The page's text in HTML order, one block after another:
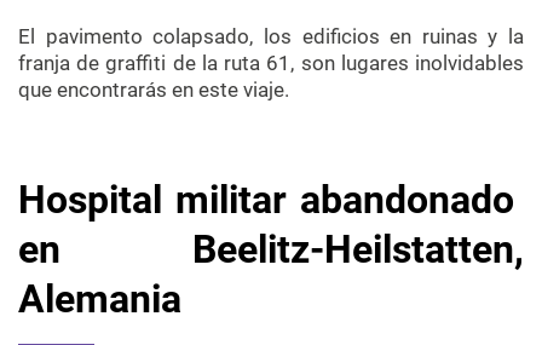
El pavimento colapsado, los edificios en ruinas y la
franja de graffiti de la ruta 61, son lugares inolvidables
que encontrarás en este viaje.
Hospital militar abandonado
en Beelitz-Heilstatten,
Alemania